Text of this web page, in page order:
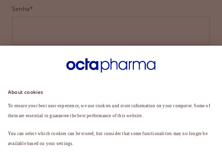
Senha*
ENTRAR
ESQUECEU SUA SENHA?
Ainda não é membro?